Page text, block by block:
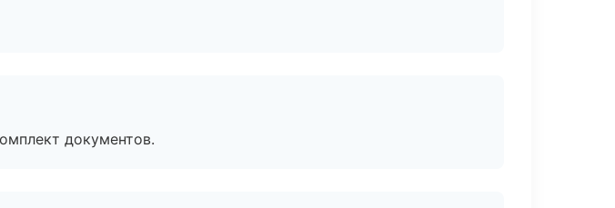
документов.